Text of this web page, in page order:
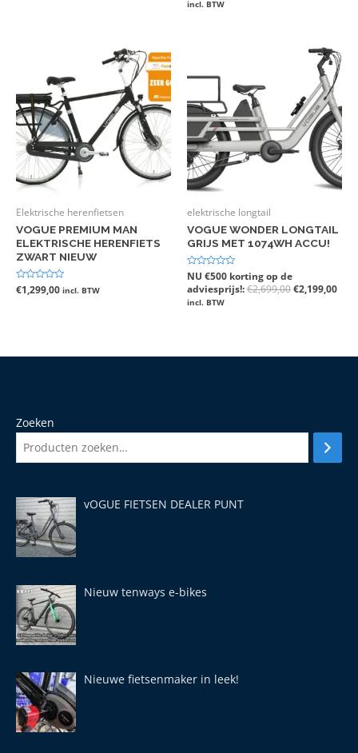
5
incl. BTW
Elektrische herenfietsen
VOGUE PREMIUM MAN
ELEKTRISCHE HERENFIETS
ZWART NIEUW
Gewaardeerd
0
€1,299,00 incl. BTW
elektrische longtail
VOGUE WONDER LONGTAIL
GRIJS MET 1074WH ACCU!
Gewaardeerd
0
uit
5
NU €500 korting op de
adviesprijs!:€2,699,00€2,199,00
incl. BTW
Zoeken
vOGUE FIETSEN DEALER PUNT
Nieuw tenways e-bikes
Nieuwe fietsenmaker in leek!